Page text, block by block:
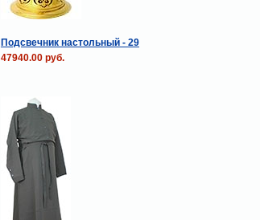
Подсвечник настольный - 29
47940.00 руб.